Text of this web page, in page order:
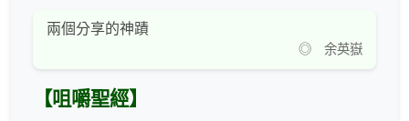
兩個分享的神蹟
◎ 余英嶽
【咀嚼聖經】